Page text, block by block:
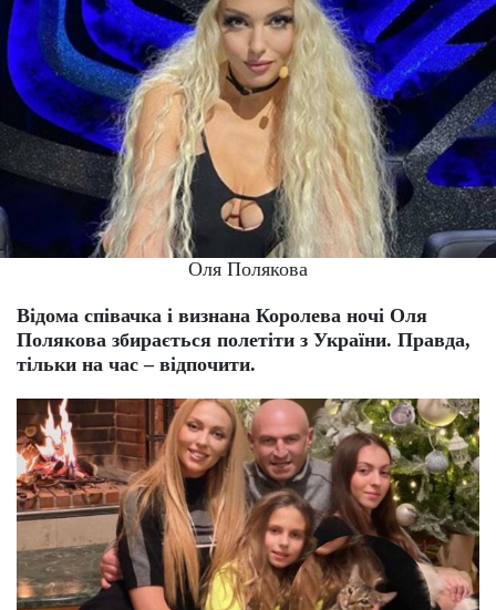
Оля Полякова
Відома співачка і визнана Королева ночі Оля
Полякова збирається полетіти з України. Правда,
тільки на час – відпочити.